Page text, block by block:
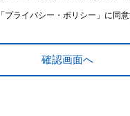
「プライバシー・ポリシー」に同
確認画面へ